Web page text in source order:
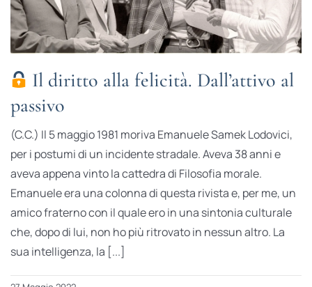
Il diritto alla felicità. Dall’attivo al
passivo
(C.C.) Il 5 maggio 1981 moriva Emanuele Samek Lodovici,
per i postumi di un incidente stradale. Aveva 38 anni e
aveva appena vinto la cattedra di Filosofia morale.
Emanuele era una colonna di questa rivista e, per me, un
amico fraterno con il quale ero in una sintonia culturale
che, dopo di lui, non ho più ritrovato in nessun altro. La
sua intelligenza, la [...]